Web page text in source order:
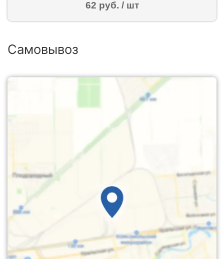
62 руб. / шт
Самовывоз